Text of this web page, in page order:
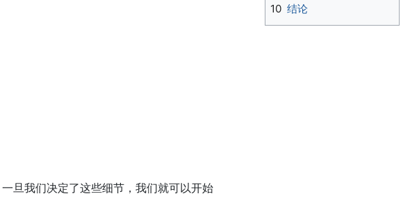
旦我们决定了这些细节，我们就可以开始
10 结论